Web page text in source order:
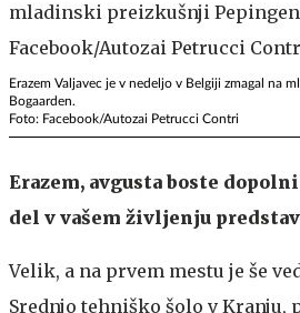
Erazem Valjavec je v nedeljo v Belgiji zmagal na
Bogaarden.
Foto: Facebook/Autozai Petrucci Contri
Erazem, avgusta boste
del v vašem življenju
Velik, a na prvem mestu je še
Srednjo tehniško šolo v Kranju,